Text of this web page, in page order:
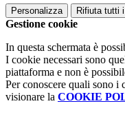
Personalizza Rifiuta tutti
Gestione cookie
In questa schermata è
I cookie necessari sono
piattaforma e non è
Per conoscere quali sono i
visionare la COOKIE